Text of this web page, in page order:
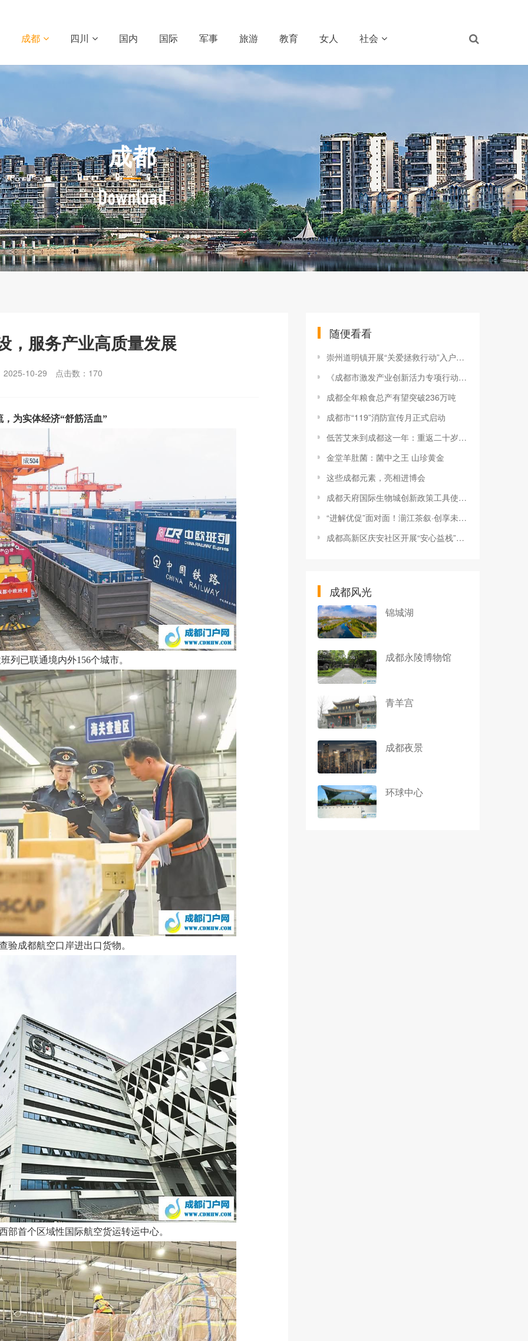
成都 四川 国内 国际 军事 旅游 教育 女人 社会
成都
Download
，服务产业高质量发展
2025-10-29 点击数： 170
，为实体经济“舒筋活血”
列已联通境内外156个城市。
验成都航空口岸进出口货物。
部首个区域性国际航空货运转运中心。
随便看看
崇州道明镇开展“关爱拯救行动”入户工作
《成都市激发产业创新活力专项行动方案》出台
成都全年粮食总产有望突破236万吨
成都市“119”消防宣传月正式启动
低苦艾来到成都这一年：重返二十岁的冲劲
金堂羊肚菌：菌中之王 山珍黄金
这些成都元素，亮相进博会
成都天府国际生物城创新政策工具使用范围扩展至成渝地区双城经济圈 一张创新券串起“同心圆”
“进解优促”面对面！湔江茶叙·创享未来青年座谈会举行
成都高新区庆安社区开展“安心益栈”安心集市活动
成都风光
锦城湖
成都永陵博物馆
青羊宫
成都夜景
环球中心